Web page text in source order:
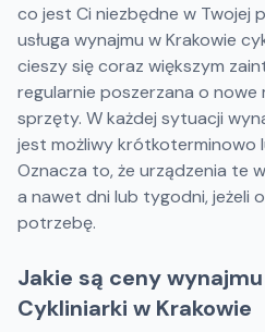
co jest Ci niezbędne w Twojej
usługa wynajmu w Krakowie
cieszy się coraz większym
regularnie poszerzana o nowe
sprzęty. W każdej sytuacji
jest możliwy krótkoterminowo
Oznacza to, że urządzenia te
a nawet dni lub tygodni, jeżeli
potrzebę.
Jakie są ceny
Cykliniarki w Krakowie